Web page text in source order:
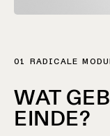
WAT
EINDE?
01 RADICALE